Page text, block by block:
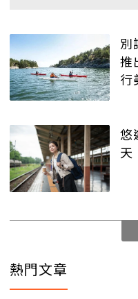
別
推
行
悠
天
熱門文章